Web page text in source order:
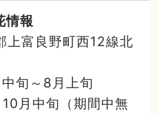
情報
上富良野町西12線北
旬～8月上旬
月中旬（期間中無